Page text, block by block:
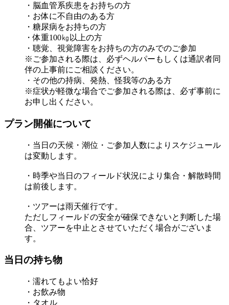
・脳血管系疾患をお持ちの方
・お体に不自由のある方
・糖尿病をお持ちの方
・体重100㎏以上の方
・聴覚、視覚障害をお持ちの方のみでのご参加
※ご参加される際は、必ずヘルパーもしくは通訳者同
伴の上事前にご相談ください。
・その他の持病、発熱、怪我等のある方
※症状が軽微な場合でご参加される際は、必ず事前に
お申し出ください。
プラン開催について
・当日の天候・潮位・ご参加人数によりスケジュール
は変動します。
・時季や当日のフィールド状況により集合・解散時間
は前後します。
・ツアーは雨天催行です。
ただしフィールドの安全が確保できないと判断した場
合、ツアーを中止とさせていただく場合がございま
す。
当日の持ち物
・濡れてもよい恰好
・お飲み物
・タオル